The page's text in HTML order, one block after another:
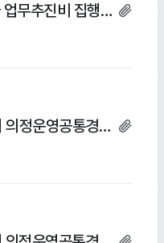
무추진비 집행내
정운영공통경비